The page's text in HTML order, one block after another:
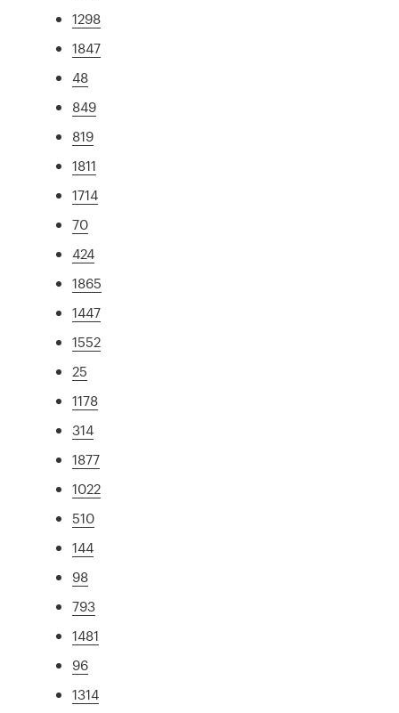
1298
1847
48
849
819
1811
1714
70
424
1865
1447
1552
25
1178
314
1877
1022
510
144
98
793
1481
96
1314